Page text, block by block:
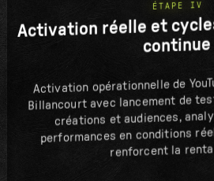
ÉTAPE IV
Activation réelle et
continue
Activation opérationnelle de
Billancourt avec lancement de
créations et audiences,
performances en conditions
renforcent la